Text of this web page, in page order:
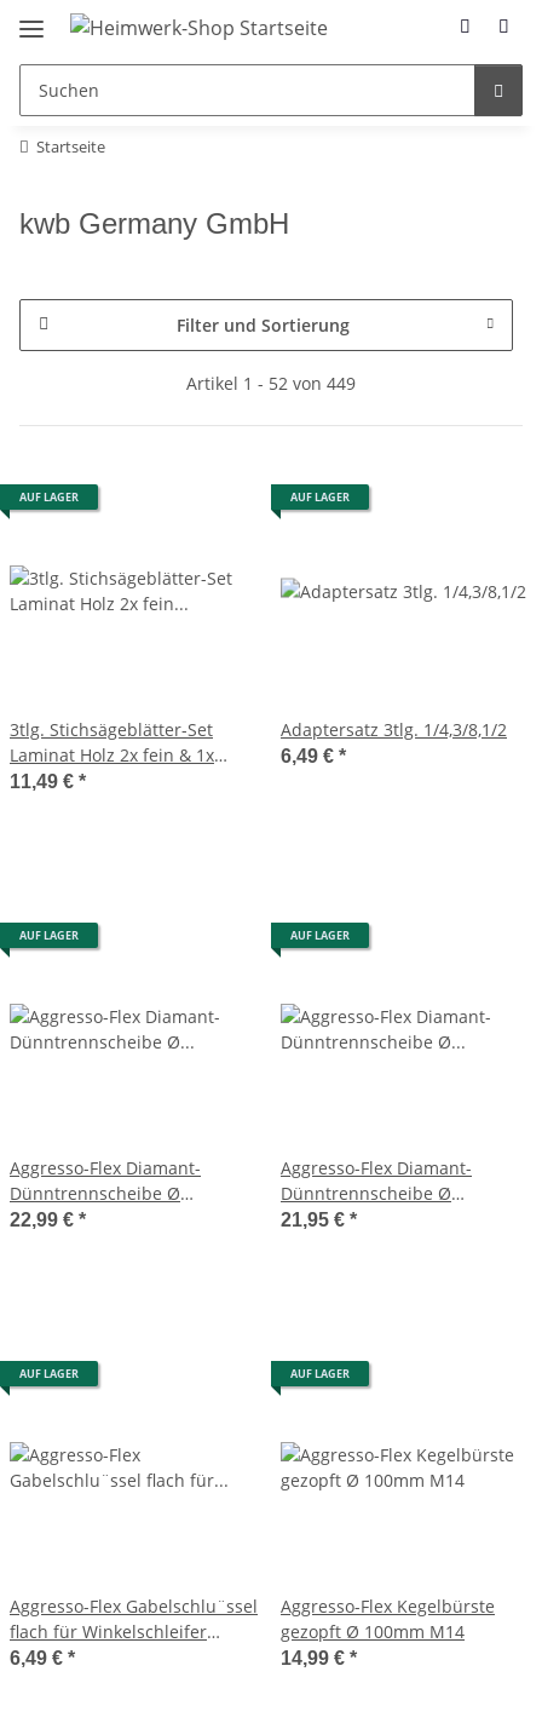
Startseite
kwb Germany GmbH
Filter und Sortierung
Artikel 1 - 52 von 449
AUF LAGER
3tlg. Stichsägeblätter-Set
Laminat Holz 2x fein & 1x
Kurve
11,49 € *
AUF LAGER
Adaptersatz 3tlg. 1/4,3/8,1/2
6,49 € *
AUF LAGER
Aggresso-Flex Diamant-
Dünntrennscheibe Ø
115x22mm
22,99 € *
AUF LAGER
Aggresso-Flex Diamant-
Dünntrennscheibe Ø
125x22mm
21,95 € *
AUF LAGER
Aggresso-Flex Gabelschlu¨ssel
flach für Winkelschleifer
17mm
6,49 € *
AUF LAGER
Aggresso-Flex Kegelbürste
gezopft Ø 100mm M14
14,99 € *